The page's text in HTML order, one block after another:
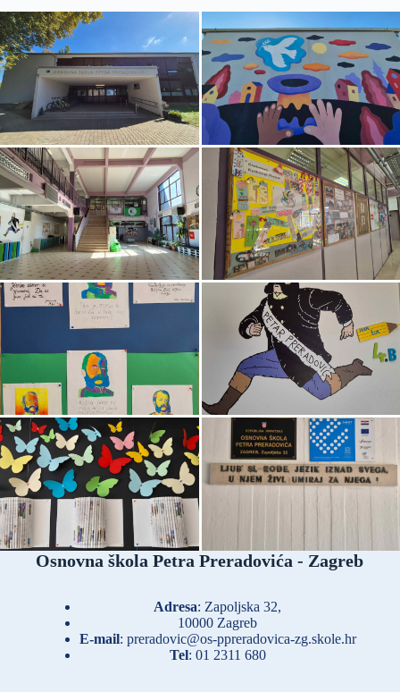
Osnovna škola Petra Preradovića - Zagreb
Adresa: Zapoljska 32,
10000 Zagreb
E-mail: preradovic@os-ppreradovica-zg.skole.hr
Tel: 01 2311 680